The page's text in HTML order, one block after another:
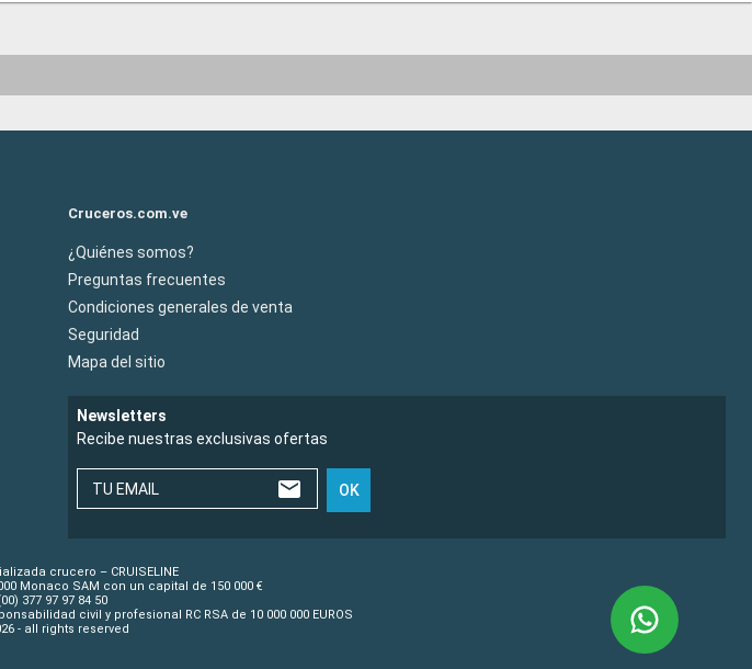
Cruceros.com.ve
¿Quiénes somos?
Preguntas frecuentes
Condiciones generales de venta
Seguridad
Mapa del sitio
Newsletters
Recibe nuestras exclusivas ofertas
TU EMAIL OK
crucero – CRUISELINE
Monaco SAM con un capital de 150 000 €
377 97 97 84 50
civil y profesional RC RSA de 10 000 000 EUROS
- all rights reserved